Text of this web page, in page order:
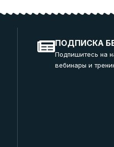
ПОДПИСКА
Подпишитесь на
вебинары и